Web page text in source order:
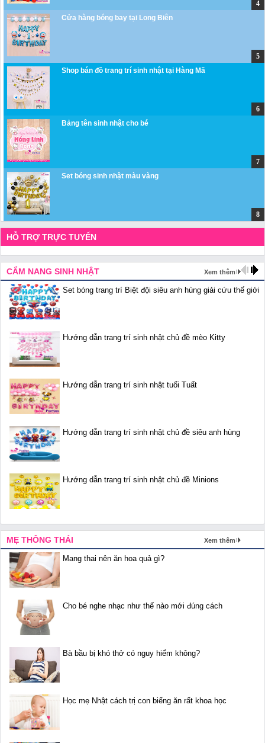
Cửa hàng bóng bay tại Long Biên
Shop bán đồ trang trí sinh nhật tại Hàng Mã
Bảng tên sinh nhật cho bé
Set bóng sinh nhật màu vàng
HỖ TRỢ TRỰC TUYẾN
CẨM NANG SINH NHẬT Xem thêm
Set bóng trang trí Biệt đội siêu anh hùng giải cứu thế giới
Hướng dẫn trang trí sinh nhật chủ đề mèo Kitty
Hướng dẫn trang trí sinh nhật tuổi Tuất
Hướng dẫn trang trí sinh nhật chủ đề siêu anh hùng
Hướng dẫn trang trí sinh nhật chủ đề Minions
MẸ THÔNG THÁI Xem thêm
Mang thai nên ăn hoa quả gì?
Cho bé nghe nhạc như thế nào mới đúng cách
Bà bầu bị khó thở có nguy hiểm không?
Học mẹ Nhật cách trị con biếng ăn rất khoa học